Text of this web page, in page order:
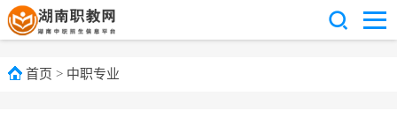
首页 > 中职专业